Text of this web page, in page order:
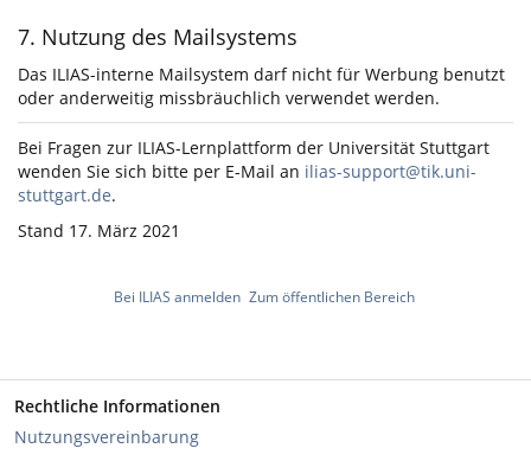
7. Nutzung des Mailsystems
Das ILIAS-interne Mailsystem darf nicht für Werbung benutzt
oder anderweitig missbräuchlich verwendet werden.
Bei Fragen zur ILIAS-Lernplattform der Universität Stuttgart
wenden Sie sich bitte per E-Mail an ilias-support@tik.uni-
stuttgart.de.
Stand 17. März 2021
Bei ILIAS anmelden Zum öffentlichen Bereich
Rechtliche Informationen
Nutzungsvereinbarung